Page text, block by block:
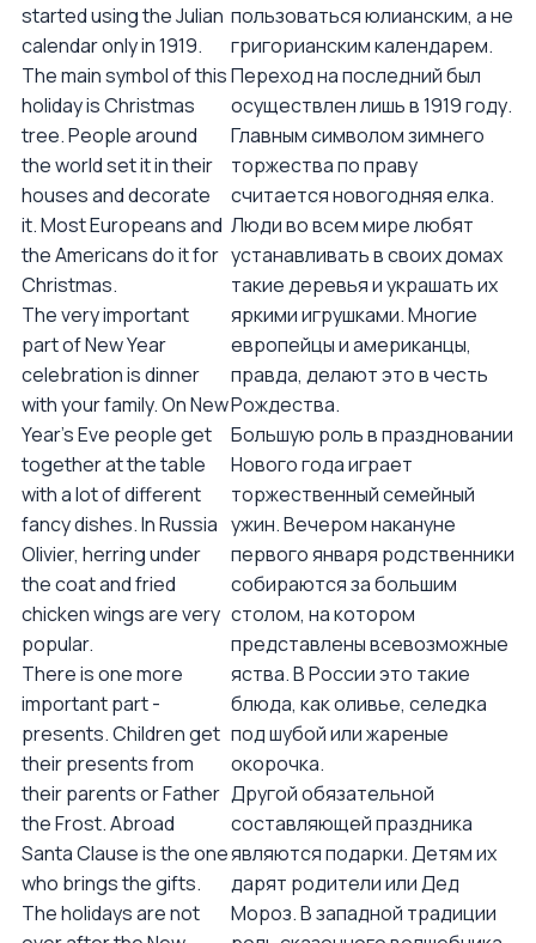
started using the Julian
calendar only in 1919.
The main symbol of this
holiday is Christmas
tree. People around
the world set it in their
houses and decorate
it. Most Europeans and
the Americans do it for
Christmas.
The very important
part of New Year
celebration is dinner
with your family. On New
Year’s Eve people get
together at the table
with a lot of different
fancy dishes. In Russia
Olivier, herring under
the coat and fried
chicken wings are very
popular.
There is one more
important part -
presents. Children get
their presents from
their parents or Father
the Frost. Abroad
Santa Clause is the one
who brings the gifts.
The holidays are not
пользоваться юлианским, а не
григорианским календарем.
Переход на последний был
осуществлен лишь в 1919 году.
Главным символом зимнего
торжества по праву
считается новогодняя елка.
Люди во всем мире любят
устанавливать в своих домах
такие деревья и украшать их
яркими игрушками. Многие
европейцы и американцы,
правда, делают это в честь
Рождества.
Большую роль в праздновании
Нового года играет
торжественный семейный
ужин. Вечером накануне
первого января родственники
собираются за большим
столом, на котором
представлены всевозможные
яства. В России это такие
блюда, как оливье, селедка
под шубой или жареные
окорочка.
Другой обязательной
составляющей праздника
являются подарки. Детям их
дарят родители или Дед
Мороз. В западной традиции